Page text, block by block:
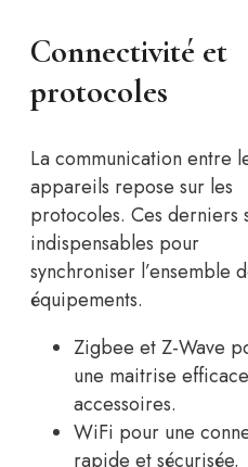
Connectivité et
protocoles
La communication entre
appareils repose sur les
protocoles. Ces derniers
indispensables pour
synchroniser l’ensemble
équipements.
Zigbee et Z-Wave
une maitrise
accessoires.
WiFi pour une
rapide et sécurisée.